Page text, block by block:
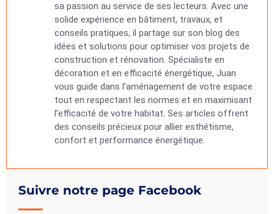
Suivre notre page Facebook
sa passion au service de ses lecteurs. Avec une
solide expérience en bâtiment, travaux, et
conseils pratiques, il partage sur son blog des
idées et solutions pour optimiser vos projets de
construction et rénovation. Spécialiste en
décoration et en efficacité énergétique, Juan
vous guide dans l’aménagement de votre espace
tout en respectant les normes et en maximisant
l’efficacité de votre habitat. Ses articles offrent
des conseils précieux pour allier esthétisme,
confort et performance énergétique.